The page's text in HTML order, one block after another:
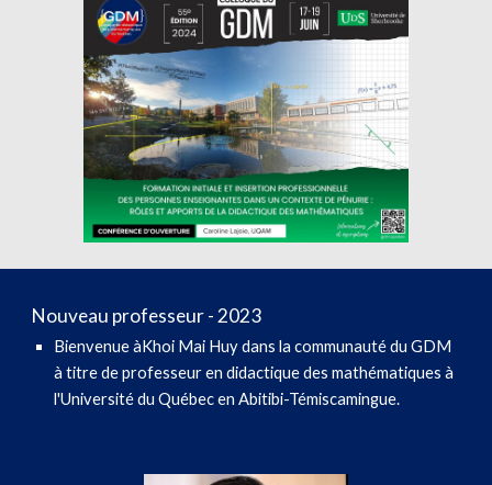
Nouveau professeur - 2023
Bienvenue àKhoi Mai Huydans la communauté du GDM
à titre de professeuren didactique des mathématiques à
l'Université du Québec en Abitibi-Témiscamingue.